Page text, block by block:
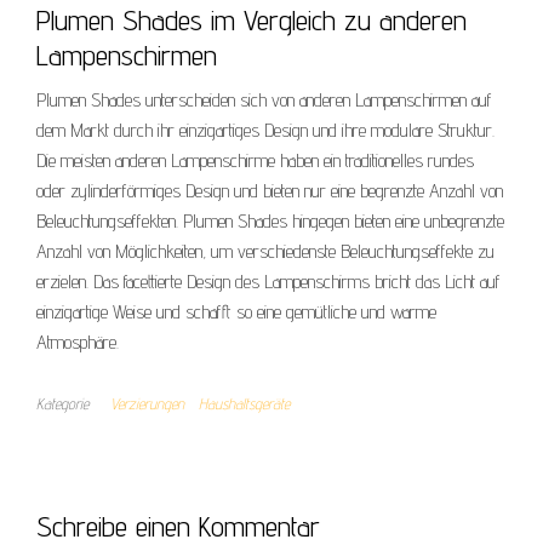
Plumen Shades im Vergleich zu anderen
Lampenschirmen
Plumen Shades unterscheiden sich von anderen Lampenschirmen auf
dem Markt durch ihr einzigartiges Design und ihre modulare Struktur.
Die meisten anderen Lampenschirme haben ein traditionelles rundes
oder zylinderförmiges Design und bieten nur eine begrenzte Anzahl von
Beleuchtungseffekten. Plumen Shades hingegen bieten eine unbegrenzte
Anzahl von Möglichkeiten, um verschiedenste Beleuchtungseffekte zu
erzielen. Das facettierte Design des Lampenschirms bricht das Licht auf
einzigartige Weise und schafft so eine gemütliche und warme
Atmosphäre.
Kategorie Verzierungen Haushaltsgeräte
Schreibe einen Kommentar